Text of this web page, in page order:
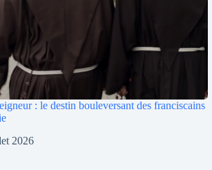
: le destin bouleversant des franciscains
2026